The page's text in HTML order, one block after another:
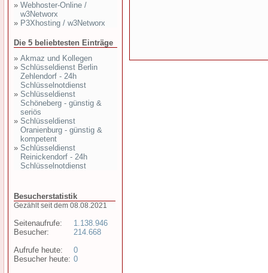
» Webhoster-Online /
w3Networx
» P3Xhosting / w3Networx
Die 5 beliebtesten Einträge
» Akmaz und Kollegen
» Schlüsseldienst Berlin
Zehlendorf - 24h
Schlüsselnotdienst
» Schlüsseldienst
Schöneberg - günstig &
seriös
» Schlüsseldienst
Oranienburg - günstig &
kompetent
» Schlüsseldienst
Reinickendorf - 24h
Schlüsselnotdienst
Besucherstatistik
Gezählt seit dem 08.08.2021
Seitenaufrufe:
Besucher:
Aufrufe heute:
Besucher heute:
1.138.946
214.668
0
0